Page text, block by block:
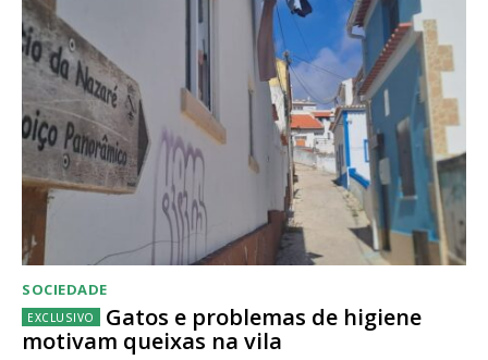
SOCIEDADE
Gatos e problemas de higiene
motivam queixas na vila